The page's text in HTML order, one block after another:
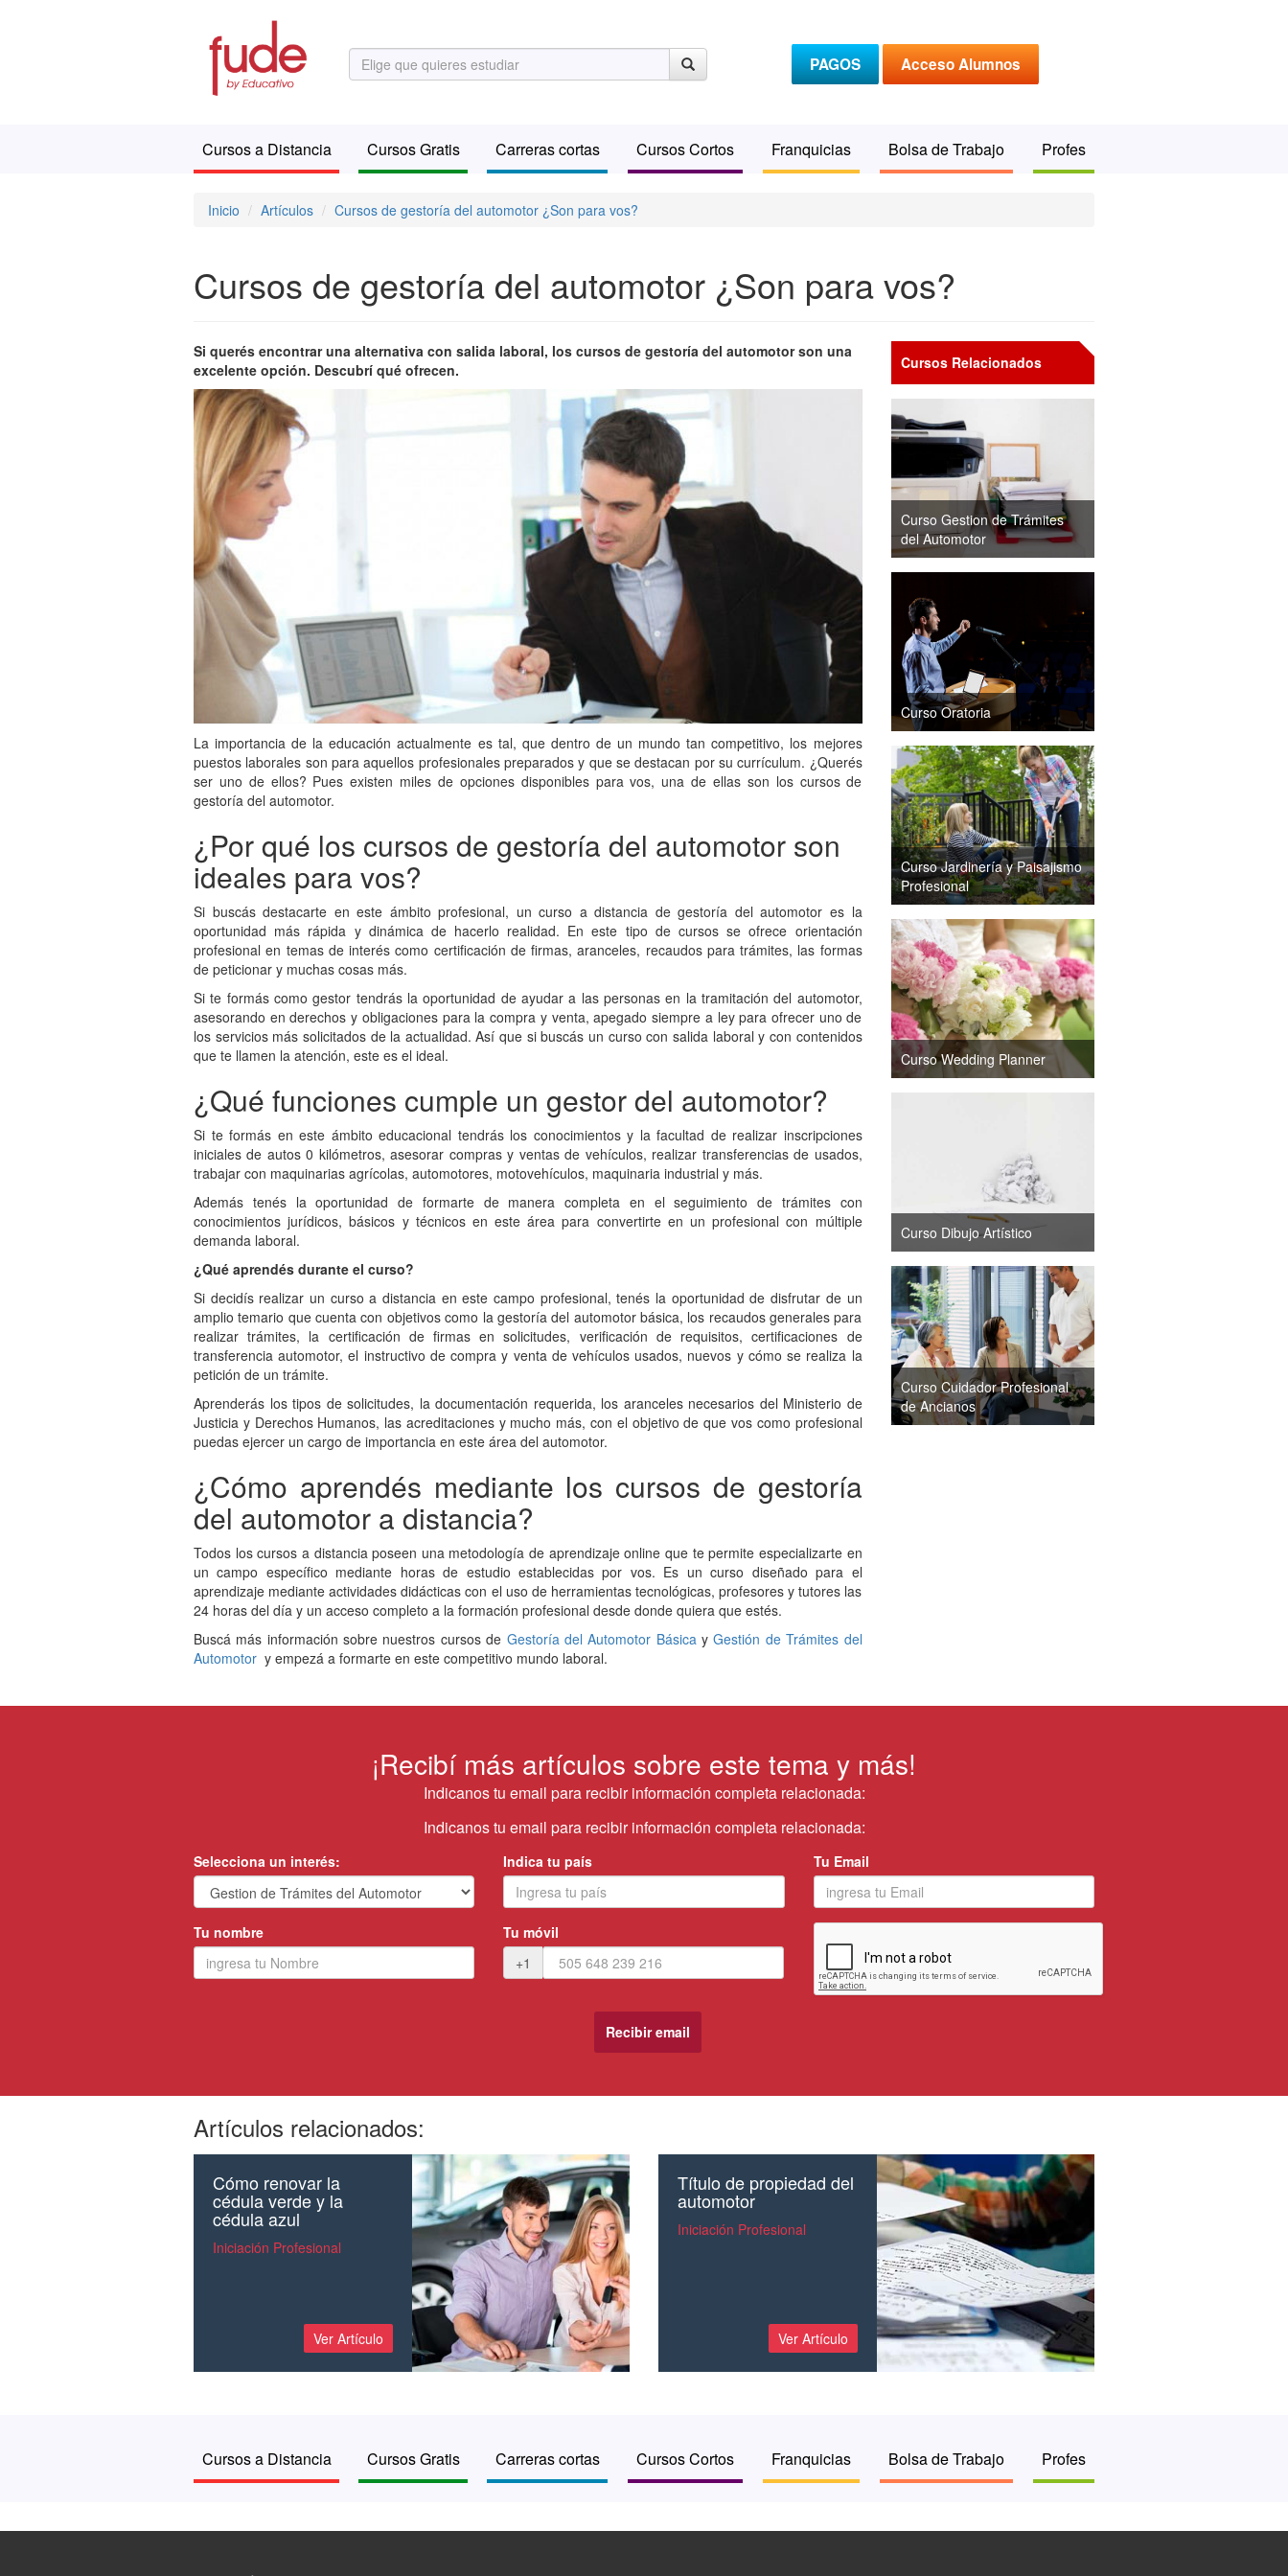
PAGOS Acceso Alumnos
Cursos a Distancia Cursos Gratis Carreras cortas Cursos Cortos Franquicias Bolsa de Trabajo Profes
Inicio Artículos Cursos de gestoría del automotor ¿Son para vos?
Cursos de gestoría del automotor ¿Son para vos?
Si querés encontrar una alternativa con salida laboral, los cursos de gestoría del automotor son una
excelente opción. Descubrí qué ofrecen.
La importancia de la educación actualmente es tal, que dentro de un mundo tan competitivo, los mejores
puestos laborales son para aquellos profesionales preparados y que se destacan por su currículum. ¿Querés
ser uno de ellos? Pues existen miles de opciones disponibles para vos, una de ellas son los cursos de
gestoría del automotor.
¿Por qué los cursos de gestoría del automotor son
ideales para vos?
Si buscás destacarte en este ámbito profesional, un curso a distancia de gestoría del automotor es la
oportunidad más rápida y dinámica de hacerlo realidad. En este tipo de cursos se ofrece orientación
profesional en temas de interés como certificación de firmas, aranceles, recaudos para trámites, las formas
de peticionar y muchas cosas más.
Si te formás como gestor tendrás la oportunidad de ayudar a las personas en la tramitación del automotor,
asesorando en derechos y obligaciones para la compra y venta, apegado siempre a ley para ofrecer uno de
los servicios más solicitados de la actualidad. Así que si buscás un curso con salida laboral y con contenidos
que te llamen la atención, este es el ideal.
¿Qué funciones cumple un gestor del automotor?
Si te formás en este ámbito educacional tendrás los conocimientos y la facultad de realizar inscripciones
iniciales de autos 0 kilómetros, asesorar compras y ventas de vehículos, realizar transferencias de usados,
trabajar con maquinarias agrícolas, automotores, motovehículos, maquinaria industrial y más.
Además tenés la oportunidad de formarte de manera completa en el seguimiento de trámites con
conocimientos jurídicos, básicos y técnicos en este área para convertirte en un profesional con múltiple
demanda laboral.
¿Qué aprendés durante el curso?
Si decidís realizar un curso a distancia en este campo profesional, tenés la oportunidad de disfrutar de un
amplio temario que cuenta con objetivos como la gestoría del automotor básica, los recaudos generales para
realizar trámites, la certificación de firmas en solicitudes, verificación de requisitos, certificaciones de
transferencia automotor, el instructivo de compra y venta de vehículos usados, nuevos y cómo se realiza la
petición de un trámite.
Aprenderás los tipos de solicitudes, la documentación requerida, los aranceles necesarios del Ministerio de
Justicia y Derechos Humanos, las acreditaciones y mucho más, con el objetivo de que vos como profesional
puedas ejercer un cargo de importancia en este área del automotor.
¿Cómo aprendés mediante los cursos de gestoría
del automotor a distancia?
Todos los cursos a distancia poseen una metodología de aprendizaje online que te permite especializarte en
un campo específico mediante horas de estudio establecidas por vos. Es un curso diseñado para el
aprendizaje mediante actividades didácticas con el uso de herramientas tecnológicas, profesores y tutores las
24 horas del día y un acceso completo a la formación profesional desde donde quiera que estés.
Buscá más información sobre nuestros cursos de Gestoría del Automotor Básica yGestión de Trámites del
Automotor y empezá a formarte en este competitivo mundo laboral.
Cursos Relacionados
Curso Gestion de Trámites
del Automotor
Curso Oratoria
Curso Jardinería y Paisajismo
Profesional
Curso Wedding Planner
Curso Dibujo Artístico
Curso Cuidador Profesional
de Ancianos
¡Recibí más artículos sobre este tema y más!
Indicanos tu email para recibir información completa relacionada:
Indicanos tu email para recibir información completa relacionada:
Selecciona un interés: Indica tu país Tu Email
Tu nombre
Tu móvil
+1
Artículos relacionados:
Cómo renovar la
cédula verde y la
cédula azul
Iniciación Profesional
Ver Artículo
Título de propiedad del
automotor
Iniciación Profesional
Ver Artículo
Cursos a Distancia Cursos Gratis Carreras cortas Cursos Cortos Franquicias Bolsa de Trabajo Profes